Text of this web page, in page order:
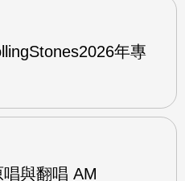
年專
與翻唱 AM